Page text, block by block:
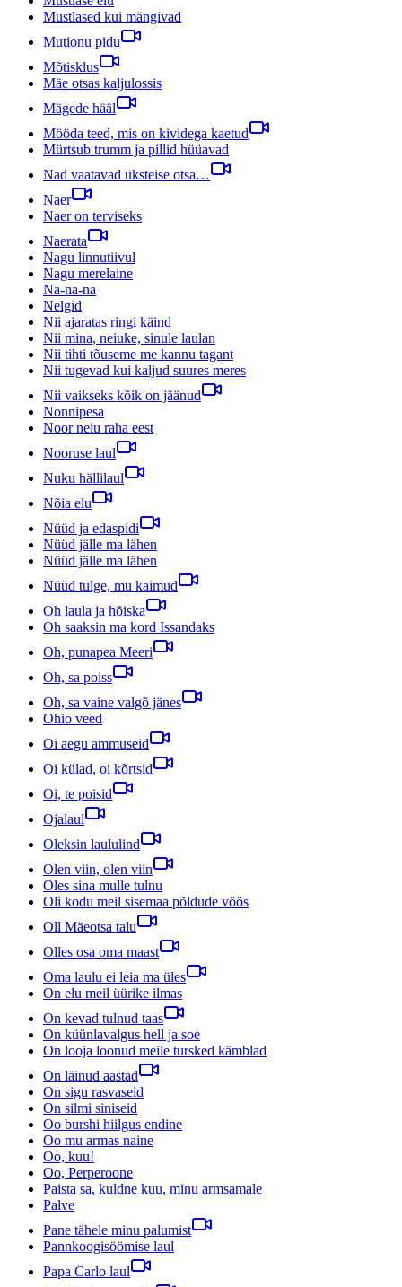
Mustlased kui mängivad
Mutionu pidu
Mõtisklus
Mäe otsas kaljulossis
Mägede hääl
Mööda teed, mis on kividega kaetud
Mürtsub trumm ja pillid hüüavad
Nad vaatavad üksteise otsa…
Naer
Naer on terviseks
Naerata
Nagu linnutiivul
Nagu merelaine
Na-na-na
Nelgid
Nii ajaratas ringi käind
Nii mina, neiuke, sinule laulan
Nii tihti tõuseme me kannu tagant
Nii tugevad kui kaljud suures meres
Nii vaikseks kõik on jäänud
Nonnipesa
Noor neiu raha eest
Nooruse laul
Nuku hällilaul
Nõia elu
Nüüd ja edaspidi
Nüüd jälle ma lähen
Nüüd jälle ma lähen
Nüüd tulge, mu kaimud
Oh laula ja hõiska
Oh saaksin ma kord Issandaks
Oh, punapea Meeri
Oh, sa poiss
Oh, sa vaine valgõ jänes
Ohio veed
Oi aegu ammuseid
Oi külad, oi kõrtsid
Oi, te poisid
Ojalaul
Oleksin laululind
Olen viin, olen viin
Oles sina mulle tulnu
Oli kodu meil sisemaa põldude vöös
Oll Mäeotsa talu
Olles osa oma maast
Oma laulu ei leia ma üles
On elu meil üürike ilmas
On kevad tulnud taas
On küünlavalgus hell ja soe
On looja loonud meile tursked kämblad
On läinud aastad
On sigu rasvaseid
On silmi siniseid
Oo burshi hiilgus endine
Oo mu armas naine
Oo, kuu!
Oo, Perperoone
Paista sa, kuldne kuu, minu armsamale
Palve
Pane tähele minu palumist
Pannkoogisöömise laul
Papa Carlo laul